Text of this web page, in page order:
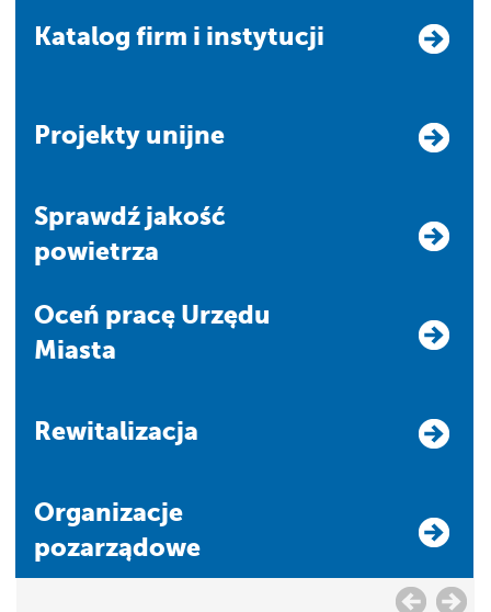
Katalog firm i instytucji
Projekty unijne
Sprawdź jakość
powietrza
Oceń pracę Urzędu
Miasta
Rewitalizacja
Organizacje
pozarządowe